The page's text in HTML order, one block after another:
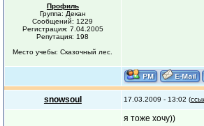
Профиль
Группа: Декан
Сообщений: 1229
Регистрация: 7.04.2005
Репутация: 198
Место учебы: Сказочный лес.
snowsoul 17.03.2009 - 13:02 (
я тоже хочу))